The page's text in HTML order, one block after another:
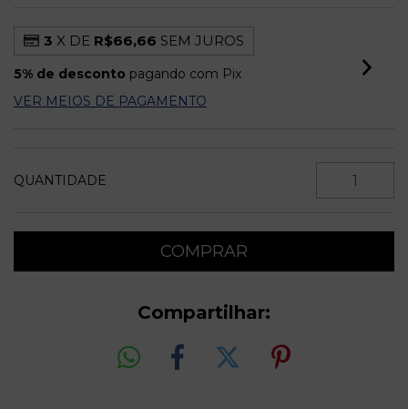
3 X DE R$66,66 SEM JUROS
5% de desconto pagando com Pix
VER MEIOS DE PAGAMENTO
QUANTIDADE
Compartilhar: